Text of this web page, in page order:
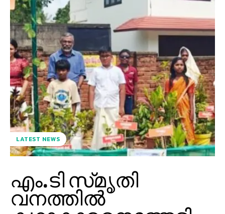
LATEST NEWS
എം.ടി സ്‌മൃതി
വനത്തിൽ